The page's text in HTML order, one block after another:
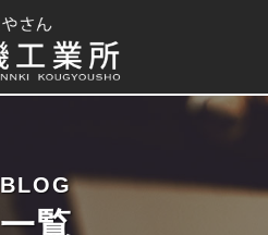
BLOG
一覧